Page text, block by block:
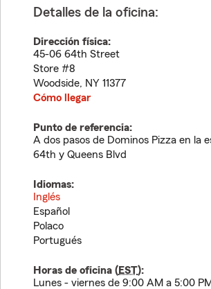
Detalles de la oficina:
Dirección física:
45-06 64th Street
Store #8
Woodside, NY 11377
Cómo llegar
Punto de referencia:
A dos pasos de Dominos Pizza en la
64th y Queens Blvd
Idiomas:
Inglés
Español
Polaco
Portugués
Horas de oficina (EST):
Lunes - viernes de 9:00 AM a 5:00 PM